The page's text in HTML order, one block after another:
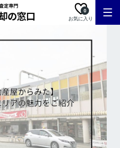
お気に入り
0